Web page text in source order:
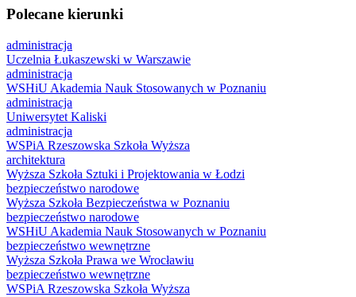
Polecane kierunki
administracja
Uczelnia Łukaszewski w Warszawie
administracja
WSHiU Akademia Nauk Stosowanych w Poznaniu
administracja
Uniwersytet Kaliski
administracja
WSPiA Rzeszowska Szkoła Wyższa
architektura
Wyższa Szkoła Sztuki i Projektowania w Łodzi
bezpieczeństwo narodowe
Wyższa Szkoła Bezpieczeństwa w Poznaniu
bezpieczeństwo narodowe
WSHiU Akademia Nauk Stosowanych w Poznaniu
bezpieczeństwo wewnętrzne
Wyższa Szkoła Prawa we Wrocławiu
bezpieczeństwo wewnętrzne
WSPiA Rzeszowska Szkoła Wyższa